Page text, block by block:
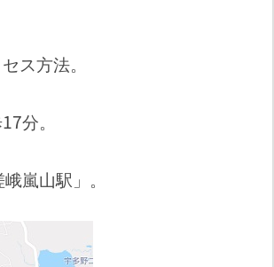
ス方法。
分。
嵐山駅」。